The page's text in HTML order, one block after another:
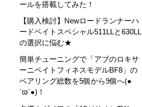
ールを搭載してみた！
【購入検討】Newロードランナーハ
ードベイトスペシャル511LLと630LL
の選択に悩む★
簡単チューニングで「アブのロキサ
ーニベイトフィネスモデルBF8」の
ベアリング総数を5個から9個へ(●
´ϖ`●)！